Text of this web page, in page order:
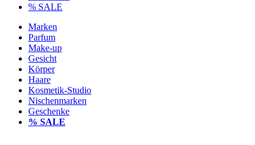
% SALE
Marken
Parfum
Make-up
Gesicht
Körper
Haare
Kosmetik-Studio
Nischenmarken
Geschenke
% SALE